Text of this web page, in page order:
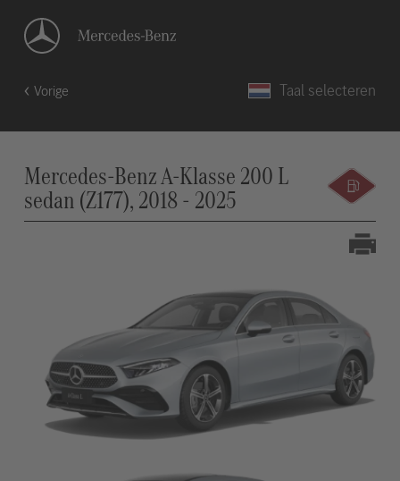
Vorige Taal selecteren
Mercedes-Benz A-Klasse 200 L
sedan (Z177), 2018 - 2025